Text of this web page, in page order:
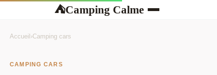
⛺Camping Calme
Accueil ›Camping cars
CAMPING CARS